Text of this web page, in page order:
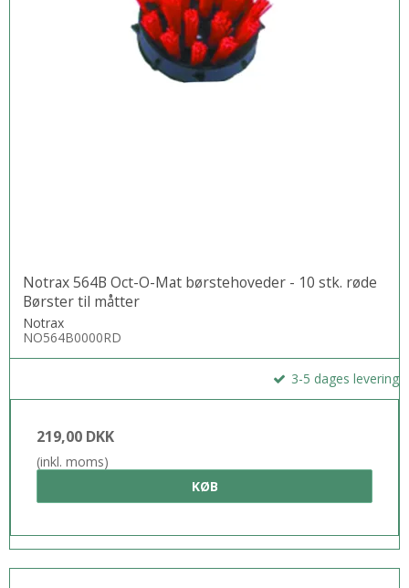
Notrax 564B Oct-O-Mat børstehoveder - 10 stk. røde
Børster til måtter
Notrax
NO564B0000RD
3-5 dages levering
219,00 DKK
(inkl. moms)
KØB